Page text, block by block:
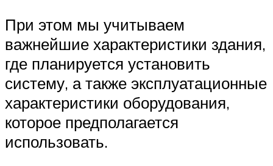
При этом мы учитываем
важнейшие характеристики здания,
где планируется установить
систему, а также эксплуатационные
характеристики оборудования,
которое предполагается
использовать.